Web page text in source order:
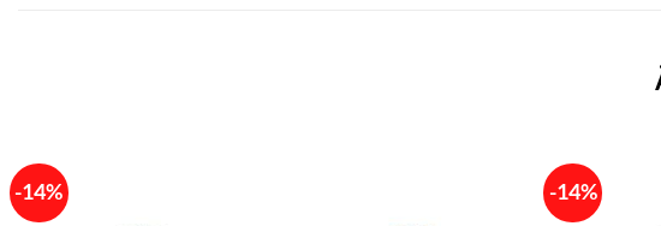
-14% -14%